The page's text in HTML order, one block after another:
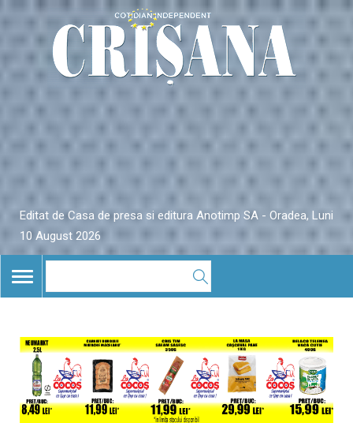
Editat de Casa de presa si editura Anotimp SA - Oradea, Luni
10 August 2026
TOGGLE
NAVIGATION